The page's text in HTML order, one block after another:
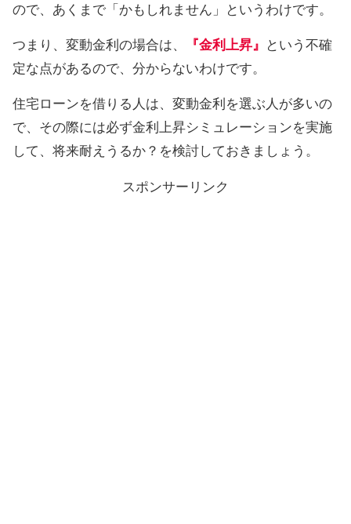
ので、あくまで「かもしれません」というわけです。
つまり、変動金利の場合は、 『金利上昇』
という不確
定な点があるので、分からないわけです。
住宅ローンを借りる人は、変動金利を選ぶ人が多いの
で、その際には必ず金利上昇シミュレーションを実施
して、将来耐えうるか？を検討しておきましょう。
スポンサーリンク